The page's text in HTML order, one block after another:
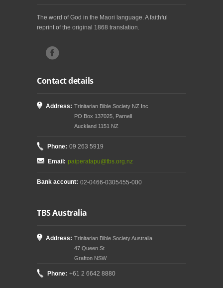
The word of God in the Maori language. A faithful
reprint of the original 1868 translation.
Contact details
Address: Trinitarian Bible Society NZ Inc
PO Box 137025, Parnell
Auckland 1151 NZ
Phone: 09 263 5919
Email: paiperatapu@tbs.org.nz
Bank account: 02-0466-0305455-000
TBS Australia
Address: Trinitarian Bible Society Australia
47 Queen St
Grafton NSW
Phone: +61 2 6642 8880